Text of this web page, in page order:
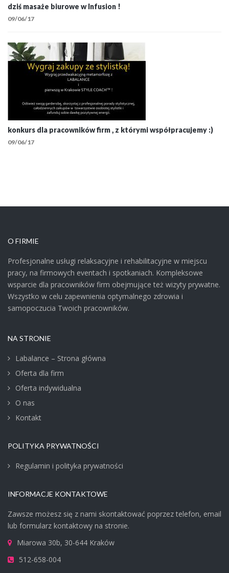
dziś masaże biurowe w Infusion !
09/06/17
konkurs dla pracowników firm , z którymi współpracujemy :)
09/06/17
O FIRMIE
Profesjonalne usługi relaksacyjne i rehabilitacyjne w miejscu
pracy, na firmowych eventach i spotkaniach. Kompleksowe
wsparcie dla pracowników firm obejmujące też wizyty prywatne.
Wszystko w celu zapewnienia optymalnego zdrowia i
samopoczucia Twoich pracowników.
NA STRONIE
Labalance – Strona główna
Oferta dla firm
Oferta indywidualna
O nas
Kontakt
POLITYKA PRYWATNOŚCI
Regulamin i polityka prywatności
INFORMACJE KONTAKTOWE
Zawsze możesz się z nami skontaktować poprzez telefon, email
lub formularz kontaktowy na stronie.
Miarowa 30b, 30-644 Kraków
512-658-004